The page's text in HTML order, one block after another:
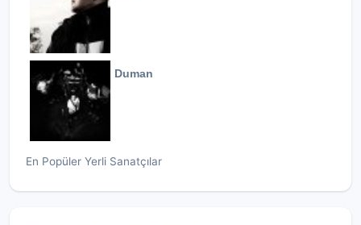
Duman
En Popüler Yerli Sanatçılar